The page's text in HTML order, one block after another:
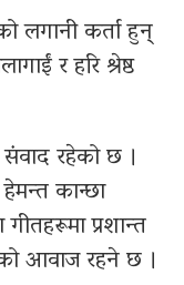
लगानी कर्ता हुन्
र हरि श्रेष्ठ
रहेको छ ।
कान्छा
प्रशान्त
आवाज रहने छ ।